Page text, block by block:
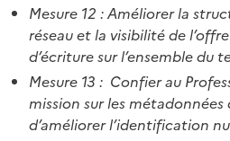
Mesure 12 : Améliorer la
réseau et la visibilité de
d’écriture sur l’ensemble du
Mesure 13 : Confier au
mission sur les métadonnées
d’améliorer l’identification